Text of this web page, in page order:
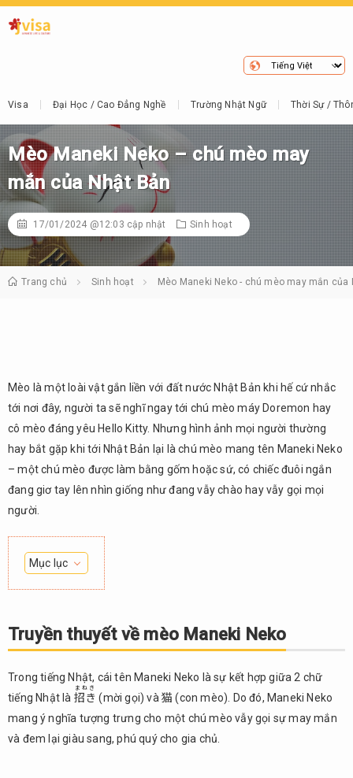
Visa Đại Học / Cao Đẳng Nghề Trường Nhật Ngữ Thời Sự /
Mèo Maneki Neko – chú mèo may
mắn của Nhật Bản
17/01/2024 @12:03 cập nhật Sinh hoạt
Trang chủ Sinh hoạt Mèo Maneki Neko - chú mèo may mắn của
Mèo là một loài vật gắn liền với đất nước Nhật Bản khi hế cứ nhắc
tới nơi đây, người ta sẽ nghĩ ngay tới chú mèo máy Doremon hay
cô mèo đáng yêu Hello Kitty. Nhưng hình ảnh mọi người thường
hay bắt gặp khi tới Nhật Bản lại là chú mèo mang tên Maneki Neko
– một chú mèo được làm bằng gốm hoặc sứ, có chiếc đuôi ngắn
đang giơ tay lên nhìn giống như đang vẫy chào hay vẫy gọi mọi
người.
Mục lục
1.
thuyết
về mèo
Neko
2.
Ý
nghĩa
và
Truyền thuyết về mèo Maneki Neko
Trong tiếng Nhật, cái tên Maneki Neko là sự kết hợp giữa 2 chữ
tiếng Nhật là 招き
まねき
(mời gọi) và 猫 (con mèo). Do đó, Maneki Neko
mang ý nghĩa tượng trưng cho một chú mèo vẫy gọi sự may mắn
và đem lại giàu sang, phú quý cho gia chủ.